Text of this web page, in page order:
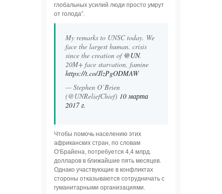
глобальных усилий люди просто умрут
от голода”.
My remarks to UNSC today. We
face the largest human. crisis
since the creation of@UN.
20M+ face starvation, famine
https://t.co/JlzPgODMAW
— Stephen O’Brien
(@UNReliefChief) 10 марта
2017 г.
Чтобы помочь населению этих
африканских стран, по словам
О‘Брайена, потребуется 4,4 млрд.
долларов в ближайшие пять месяцев.
Однако участвующие в конфликтах
стороны отказываются сотрудничать с
гуманитарными организациями.